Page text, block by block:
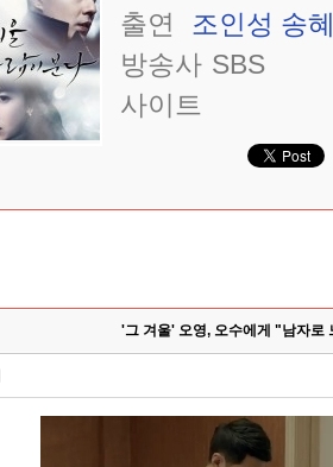
출연 조인성 송
방송사 SBS
사이트
'그 겨울' 오영, 오수에게 "남자로